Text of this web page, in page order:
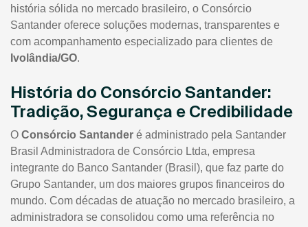
história sólida no mercado brasileiro, o Consórcio
Santander oferece soluções modernas, transparentes e
com acompanhamento especializado para clientes de
Ivolândia/GO.
História do Consórcio Santander:
Tradição, Segurança e Credibilidade
O Consórcio Santander é administrado pela Santander
Brasil Administradora de Consórcio Ltda, empresa
integrante do Banco Santander (Brasil), que faz parte do
Grupo Santander, um dos maiores grupos financeiros do
mundo. Com décadas de atuação no mercado brasileiro, a
administradora se consolidou como uma referência no